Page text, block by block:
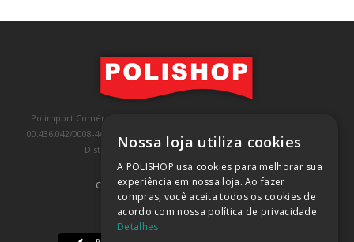
Polimport Comércio e Exportação LTDA, inscrita no CNPJ/MF sob o nº
00.436.042/0008-46, IE 407.458.707.103, com sede na Rua Kanebo, nº 175,
Distrito Industrial, Jundiaí/SP, CEP: 13213-090
COMPRA 100% SEGURA (SAIBA MAIS)
BAIXE NOSSO APP
Nossa loja utiliza cookies
A POLISHOP usa cookies para melhorar sua
experiência em nossa loja. Ao fazer
compras, você aceita todos os cookies de
acordo com nossa política de privacidade.
Detalhes